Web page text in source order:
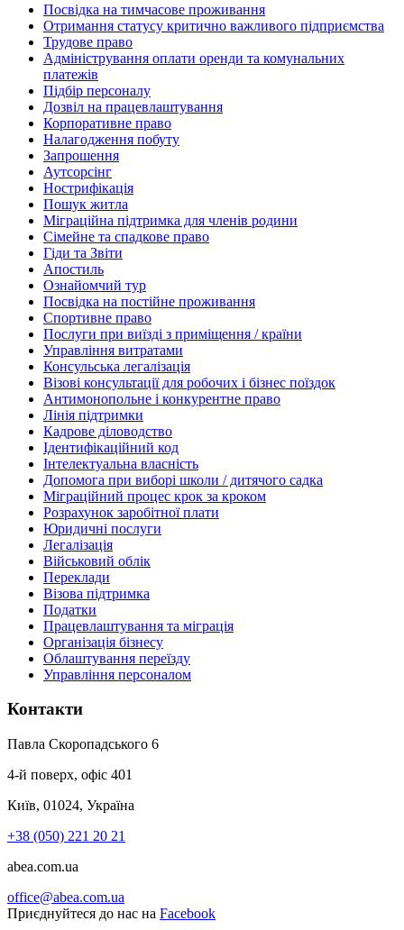
Посвідка на тимчасове проживання
Отримання статусу критично важливого підприємства
Трудове право
Адміністрування оплати оренди та комунальних
платежів
Підбір персоналу
Дозвіл на працевлаштування
Корпоративне право
Налагодження побуту
Запрошення
Аутсорсінг
Нострифікація
Пошук житла
Міграційна підтримка для членів родини
Сімейне та спадкове право
Гіди та Звіти
Апостиль
Ознайомчий тур
Посвідка на постійне проживання
Спортивне право
Послуги при виїзді з приміщення / країни
Управління витратами
Консульська легалізація
Візові консультації для робочих і бізнес поїздок
Антимонопольне і конкурентне право
Лінія підтримки
Кадрове діловодство
Ідентифікаційний код
Інтелектуальна власність
Допомога при виборі школи / дитячого садка
Міграційний процес крок за кроком
Розрахунок заробітної плати
Юридичні послуги
Легалізація
Військовий облік
Переклади
Візова підтримка
Податки
Працевлаштування та міграція
Організація бізнесу
Облаштування переїзду
Управління персоналом
Контакти
Павла Скоропадського 6
4-й поверх, офіс 401
Київ, 01024, Україна
+38 (050) 221 20 21
abea.com.ua
office@abea.com.ua
Приєднуйтеся до нас на Facebook